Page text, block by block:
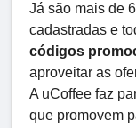
Já são mais de
cadastradas e
códigos
aproveitar as
A uCoffee faz
que promovem